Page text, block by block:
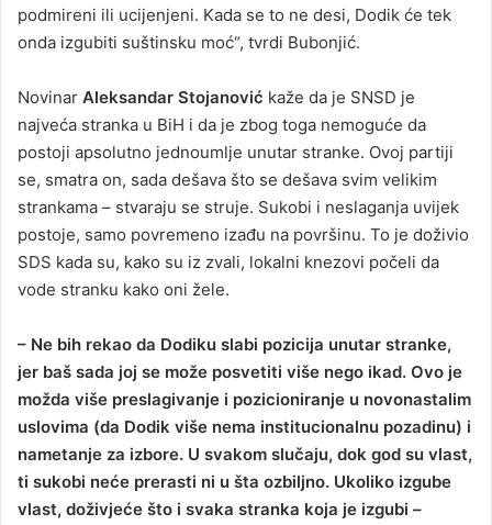
podmireni ili ucijenjeni. Kada se to ne desi, Dodik će tek
onda izgubiti suštinsku moć“, tvrdi Bubonjić.
Novinar Aleksandar Stojanović kaže da je SNSD je
najveća stranka u BiH i da je zbog toga nemoguće da
postoji apsolutno jednoumlje unutar stranke. Ovoj partiji
se, smatra on, sada dešava što se dešava svim velikim
strankama – stvaraju se struje. Sukobi i neslaganja uvijek
postoje, samo povremeno izađu na površinu. To je doživio
SDS kada su, kako su iz zvali, lokalni knezovi počeli da
vode stranku kako oni žele.
– Ne bih rekao da Dodiku slabi pozicija unutar stranke,
jer baš sada joj se može posvetiti više nego ikad. Ovo je
možda više preslagivanje i pozicioniranje u novonastalim
uslovima (da Dodik više nema institucionalnu pozadinu) i
nametanje za izbore. U svakom slučaju, dok god su vlast,
ti sukobi neće prerasti ni u šta ozbiljno. Ukoliko izgube
vlast, doživjeće što i svaka stranka koja je izgubi –